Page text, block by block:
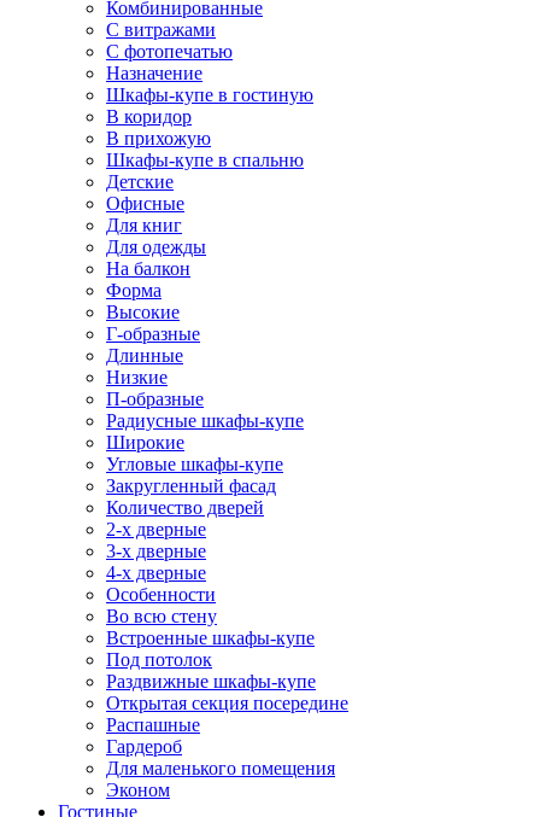
Комбинированные
С витражами
С фотопечатью
Назначение
Шкафы-купе в гостиную
В коридор
В прихожую
Шкафы-купе в спальню
Детские
Офисные
Для книг
Для одежды
На балкон
Форма
Высокие
Г-образные
Длинные
Низкие
П-образные
Радиусные шкафы-купе
Широкие
Угловые шкафы-купе
Закругленный фасад
Количество дверей
2-х дверные
3-х дверные
4-х дверные
Особенности
Во всю стену
Встроенные шкафы-купе
Под потолок
Раздвижные шкафы-купе
Открытая секция посередине
Распашные
Гардероб
Для маленького помещения
Эконом
Гостиные